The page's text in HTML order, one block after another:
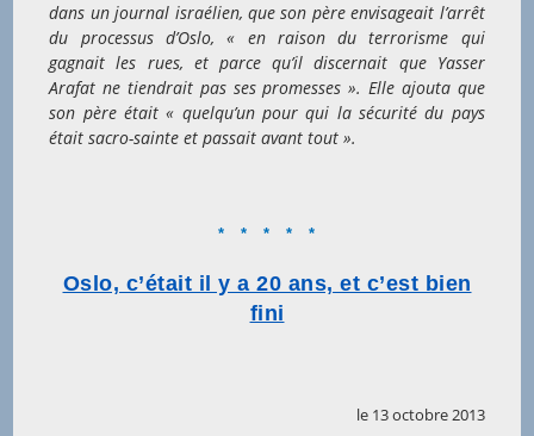
dans un journal israélien, que son père envisageait l’arrêt
du processus d’Oslo, « en raison du terrorisme qui
gagnait les rues, et parce qu’il discernait que Yasser
Arafat ne tiendrait pas ses promesses ». Elle ajouta que
son père était « quelqu’un pour qui la sécurité du pays
était sacro-sainte et passait avant tout ».
* * * * *
Oslo, c’était il y a 20 ans, et c’est bien
fini
le 13 octobre 2013